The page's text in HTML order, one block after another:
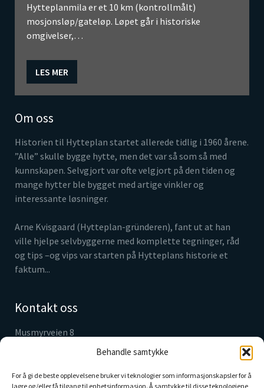
Behandle samtykke
For å gi de beste opplevelsene bruker vi teknologier som informasjonskapsler for å
lagre og/eller få tilgang til enhetsinformasjon. Å samtykke til disse teknologiene
Hytteplanmila er et 10 km (kontrollmålt)
mosjonsløp/gateløp. Løpet går i historiske
omgivelser,…
LES MER
Om oss
Historien til Hytteplan startet allerede tidlig i 1960 årene.
”Alle” skulle bygge hytte, men det var så som så med
kunnskapen. Selvgjort var ofte velgjort på den tiden og
mange hytter ble bygget med artige vinkler og
interessante løsninger.
Arne Kvisgaard (Hytteplan-gründeren), fant ut at han
ville hjelpe selvbyggerne med komplette tegninger, råd
og tips –og vips var starten på Hytteplans historie et
faktum...
Kontakt oss
Musmyrveien 8
info@hytteplan.no